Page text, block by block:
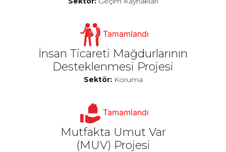
Tamamlandı
İnsan Ticareti Mağdurlarının
Desteklenmesi Projesi
Sektör:Koruma
Tamamlandı
Mutfakta Umut Var
(MUV) Projesi